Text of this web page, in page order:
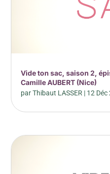
Vide ton sac, saison 2,
Camille AUBERT (Nice)
parThibaut LASSER | 12 Déc